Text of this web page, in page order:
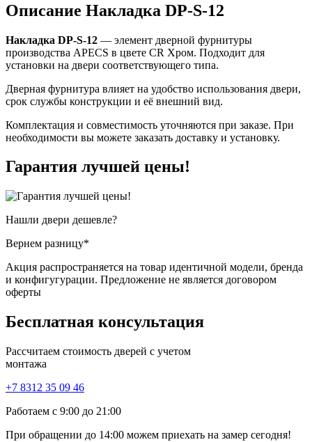
Описание Накладка DP-S-12
Накладка DP-S-12 — элемент дверной фурнитуры
производства APECS в цвете CR Хром. Подходит для
установки на двери соответствующего типа.
Дверная фурнитура влияет на удобство использования двери,
срок службы конструкции и её внешний вид.
Комплектация и совместимость уточняются при заказе. При
необходимости вы можете заказать доставку и установку.
Гарантия лучшей цены!
Нашли двери дешевле?
Вернем разницу*
Акция распространяется на товар идентичной модели, бренда
и конфигугурации. Предложение не является договором
оферты
Бесплатная консультация
Рассчитаем стоимость дверей с учетом
монтажа
+7 8312 35 09 46
Работаем с 9:00 до 21:00
При обращении до 14:00 можем приехать на замер сегодня!